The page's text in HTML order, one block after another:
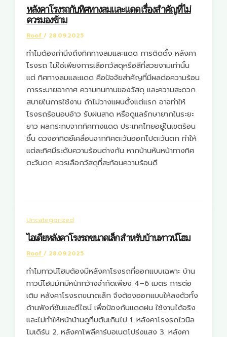
หลังคาโรงรถกับทิศทางลมและแดด เรื่องสำคัญที่ไม่
ควรมองข้าม
Roof/ 28.09.2025
ทำไมต้องคำนึงถึงทิศทางลมและแดด การติดตั้ง หลังคา
โรงรถ ไม่ใช่เพียงการเลือกวัสดุหรือสีที่สวยงามเท่านั้น
แต่ ทิศทางลมและแดด คือปัจจัยสำคัญที่มีผลต่อความร้อน
การระบายอากาศ ความทนทานของวัสดุ และความสะดวก
สบายในการใช้งาน ถ้าไม่วางแผนตั้งแต่แรก อาจทำให้
โรงรถร้อนอบอ้าว รับฝนสาด หรือดูแลรักษายากในระยะ
ยาว ผลกระทบจากทิศทางแดด ประเทศไทยอยู่ในเขตร้อน
ชื้น ดวงอาทิตย์เคลื่อนจากทิศตะวันออกไปตะวันตก ทำให้
แต่ละทิศมีระดับความร้อนต่างกัน หากบ้านหันหน้าทางทิศ
ตะวันตก ควรเลือกวัสดุที่สะท้อนความร้อนดี
Uncategorized
ไอเดียหลังคาโรงรถขนาดเล็ก สำหรับบ้านทาวน์โฮม
Roof/ 28.09.2025
ทำไมทาวน์โฮมต้องมีหลังคาโรงรถที่ออกแบบเฉพาะ บ้าน
ทาวน์โฮมมักมีหน้ากว้างจำกัดเพียง 4–6 เมตร การต่อ
เติม หลังคาโรงรถขนาดเล็ก จึงต้องออกแบบให้ลงตัวทั้ง
ด้านฟังก์ชันและดีไซน์ เพื่อป้องกันแดดฝน ใช้งานได้จริง
และไม่ทำให้หน้าบ้านดูทึบตันเกินไป 1. หลังคาโรงรถไวนิล
โมเดิร์น 2. หลังคาโพลีคาร์บอเนตโปร่งแสง 3. หลังคา